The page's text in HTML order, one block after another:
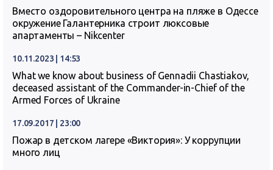
Вместо оздоровительного центра на пляже в Одессе
окружение Галантерника строит люксовые
апартаменты – Nikcenter
10.11.2023 | 14:53
What we know about business of Gennadii Chastiakov,
deceased assistant of the Commander-in-Chief of the
Armed Forces of Ukraine
17.09.2017 | 23:00
Пожар в детском лагере «Виктория»: У коррупции
много лиц